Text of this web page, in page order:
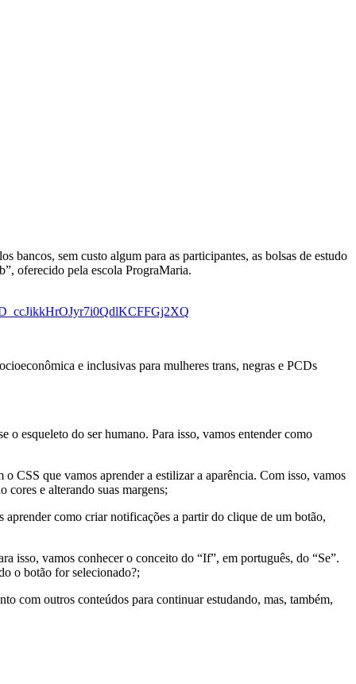
bancos, sem custo algum para as participantes, as bolsas de estudo
oferecido pela escola PrograMaria.
e inclusivas para mulheres trans, negras e PCDs
o esqueleto do ser humano. Para isso, vamos entender como
CSS que vamos aprender a estilizar a aparência. Com isso, vamos
cores e alterando suas margens;
como criar notificações a partir do clique de um botão,
isso, vamos conhecer o conceito do “If”, em português, do “Se”.
o botão for selecionado?;
com outros conteúdos para continuar estudando, mas, também,